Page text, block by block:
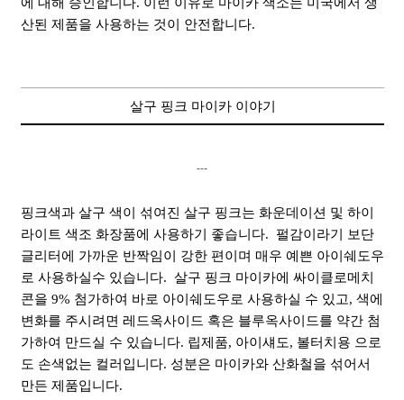
산된 제품을 사용하는 것이 안전합니다.
살구 핑크 마이카 이야기
---
핑크색과 살구 색이 섞여진 살구 핑크는 화운데이션 및 하이
라이트 색조 화장품에 사용하기 좋습니다. 펄감이라기 보단
글리터에 가까운 반짝임이 강한 편이며 매우 예쁜 아이쉐도우
로 사용하실수 있습니다. 살구 핑크 마이카에 싸이클로메치
콘을 9% 첨가하여 바로 아이쉐도우로 사용하실 수 있고, 색에
변화를 주시려면 레드옥사이드 혹은 블루옥사이드를 약간 첨
가하여 만드실 수 있습니다. 립제품, 아이섀도, 볼터치용 으로
도 손색없는 컬러입니다. 성분은 마이카와 산화철을 섞어서
만든 제품입니다.